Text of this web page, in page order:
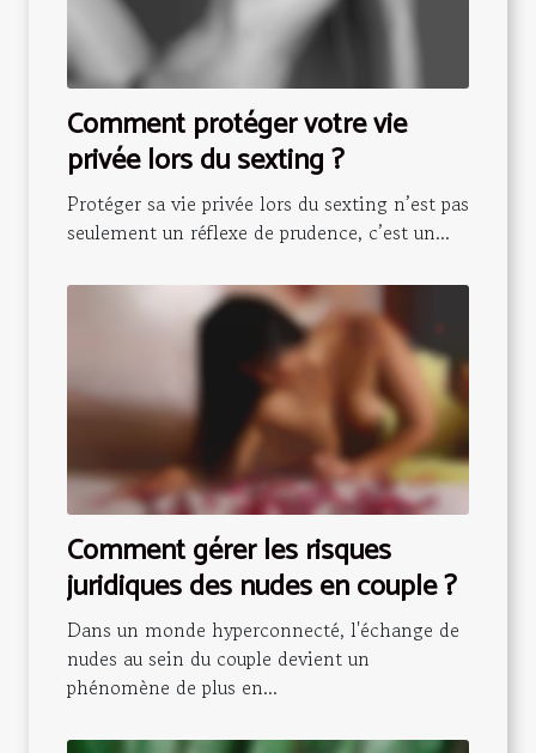
Comment protéger votre vie
privée lors du sexting ?
Protéger sa vie privée lors du sexting n’est pas
seulement un réflexe de prudence, c’est un...
Comment gérer les risques
juridiques des nudes en couple ?
Dans un monde hyperconnecté, l'échange de
nudes au sein du couple devient un
phénomène de plus en...